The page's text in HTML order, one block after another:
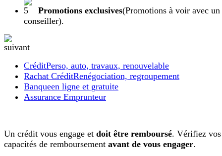
Promotions exclusives(Promotions à voir avec un
conseiller).
CréditPerso, auto, travaux, renouvelable
Rachat CréditRenégociation, regroupement
Banqueen ligne et gratuite
Assurance Emprunteur
Un crédit vous engage et doit être remboursé. Vérifiez vos
capacités de remboursement avant de vous engager.